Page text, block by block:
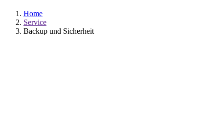
Home
Service
Backup und Sicherheit